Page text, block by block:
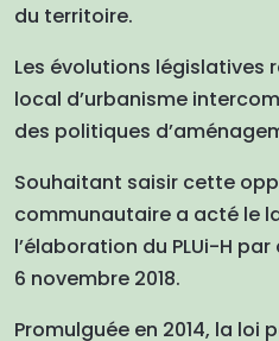
du territoire.
Les évolutions législatives
local d’urbanisme
des politiques
Souhaitant saisir cette
communautaire a acté le
l’élaboration du PLUi-H
6 novembre 2018.
Promulguée en 2014, la loi